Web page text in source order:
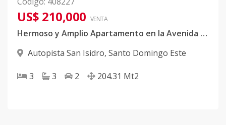
US$ 210,000 VENTA
Hermoso y Amplio Apartamento en la Avenida Ecologica
Autopista San Isidro, Santo Domingo Este
3 3 2 204.31 Mt2